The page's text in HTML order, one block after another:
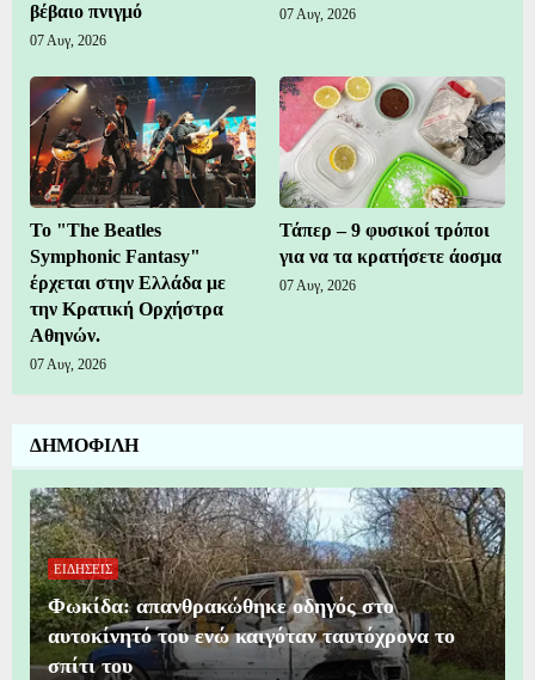
βέβαιο πνιγμό
07 Αυγ, 2026
07 Αυγ, 2026
Το "The Beatles
Symphonic Fantasy"
έρχεται στην Ελλάδα με
την Κρατική Ορχήστρα
Αθηνών.
07 Αυγ, 2026
Τάπερ – 9 φυσικοί τρόποι
για να τα κρατήσετε άοσμα
07 Αυγ, 2026
ΔΗΜΟΦΙΛΗ
ΕΙΔΗΣΕΙΣ
Φωκίδα: απανθρακώθηκε οδηγός στο
αυτοκίνητό του ενώ καιγόταν ταυτόχρονα το
σπίτι του